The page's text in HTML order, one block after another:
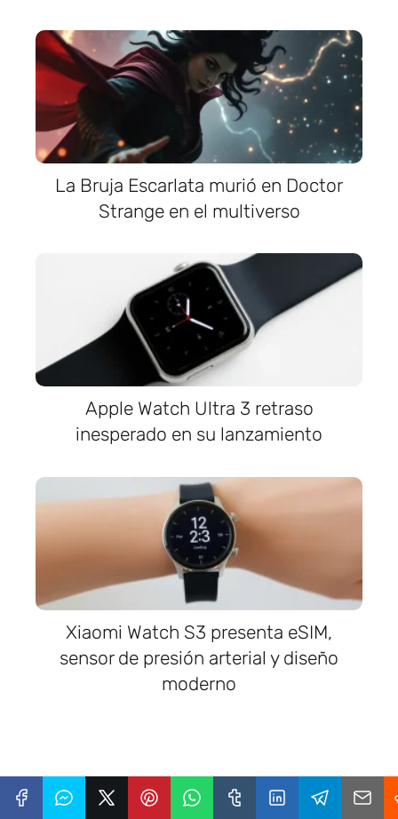
La Bruja Escarlata murió en Doctor
Strange en el multiverso
Apple Watch Ultra 3 retraso
inesperado en su lanzamiento
Xiaomi Watch S3 presenta eSIM,
sensor de presión arterial y diseño
moderno
Trucos Movil Actualizaciones de Apps
Instagram